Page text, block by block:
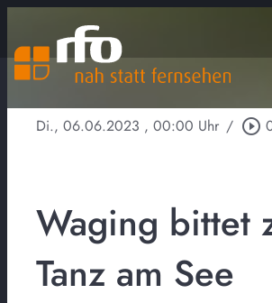
Di., 06.06.2023 , 00:00 Uhr / play_circle_outline
Waging bittet
Tanz am See